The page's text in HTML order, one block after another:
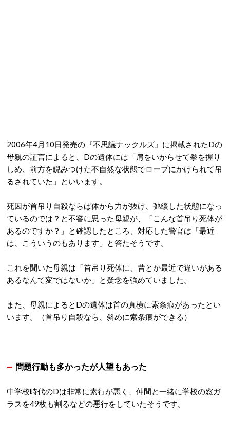
2006年4月10日発売の『不思議ナックルズ』に掲載されたDの
母親の証言によると、Dの遺体には「肩をいからせて拳を握り
しめ、前方を睨みつけた不自然な状態でロープにかけられて吊
るされていた」といいます。
死因が首吊り自殺ならば体から力が抜け、弛緩した状態になっ
ているのでは？と不審に思った母親が、「こんな首吊り死体が
あるのですか？」と確認したところ、対応した警官は「最近
は、こういうのもあります」と答たそうです。
これを聞いた母親は「首吊り死体に、昔とか最近で違いがある
あるなんて変ではないか」と疑念を強めていました。
また、母親によるとDの遺体は首の真横に索条痕があったとい
います。（首吊り自殺なら、斜めに索条痕ができる）
問題行動も多かったが人望もあった
中学校時代のDは非常に素行が悪く、仲間と一緒に学校の窓ガ
ラスを49枚も割るなどの悪行をしていたそうです。